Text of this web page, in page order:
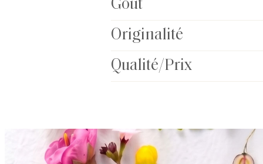
Goût
Originalité
Qualité/Prix